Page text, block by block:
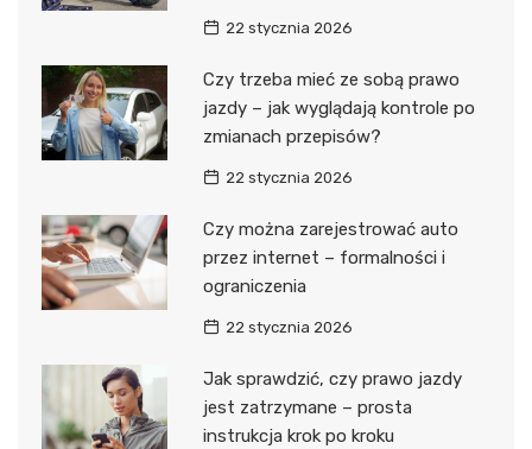
22 stycznia 2026
Czy trzeba mieć ze sobą prawo
jazdy – jak wyglądają kontrole po
zmianach przepisów?
22 stycznia 2026
Czy można zarejestrować auto
przez internet – formalności i
ograniczenia
22 stycznia 2026
Jak sprawdzić, czy prawo jazdy
jest zatrzymane – prosta
instrukcja krok po kroku